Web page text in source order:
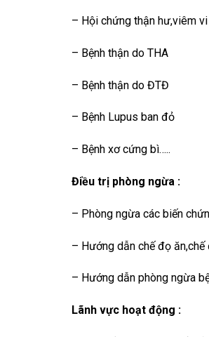
– Hội chứng thận hư,viêm
– Bệnh thận do THA
– Bệnh thận do ĐTĐ
– Bệnh Lupus ban đỏ
– Bệnh xơ cứng bì…..
Điều trị phòng ngừa :
– Phòng ngừa các biến
– Hướng dẫn chế đọ
– Hướng dẫn phòng ngừa
Lãnh vực hoạt động :